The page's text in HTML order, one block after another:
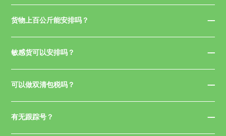
货物上百公斤能安排吗？
敏感货可以安排吗？
可以做双清包税吗？
有无跟踪号？